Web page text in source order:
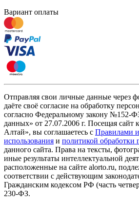
Вариант оплаты
Отправляя свои личные данные через
даёте своё согласие на обработку
согласно Федеральному закону №152-
данных» от 27.07.2006 г. Посещая сайт
Алтай», вы соглашаетесь с Правилами
использования и политикой обработки
данного сайта. Права на тексты,
иные результаты интеллектуальной
расположенные на сайте alorto.ru,
соответствии с действующим
Гражданским кодексом РФ (часть
230-ФЗ.